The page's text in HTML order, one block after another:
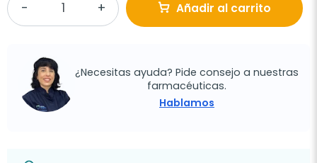
Añadir al carrito
¿Necesitas ayuda? Pide consejo a nuestras
farmacéuticas.
Hablamos